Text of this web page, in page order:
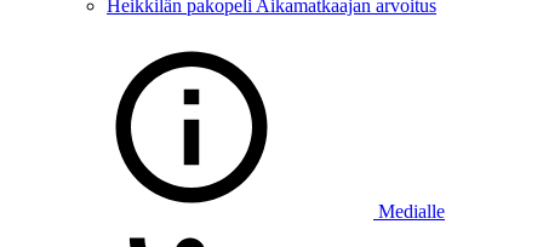
Heikkilän pakopeli Aikamatkaajan arvoitus
Medialle